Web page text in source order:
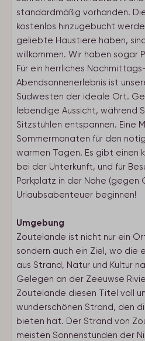
standardmäßig vorhanden.
kostenlos hinzugebucht
geliebte Haustiere haben,
willkommen. Wir haben sogar
Für ein herrliches
Abendsonnenerlebnis ist
Südwesten der ideale Ort.
lebendige Aussicht, während
Sitzstühlen entspannen. Eine
Sommermonaten für den
warmen Tagen. Es gibt einen
bei der Unterkunft, und für
Parkplatz in der Nähe (gegen
Urlaubsabenteuer beginnen!
Umgebung
Zoutelande ist nicht nur ein
sondern auch ein Ziel, wo die
aus Strand, Natur und Kultur
Gelegen an der Zeeuwse
Zoutelande diesen Titel voll
wunderschönen Strand, den
bieten hat. Der Strand von
meisten Sonnenstunden der